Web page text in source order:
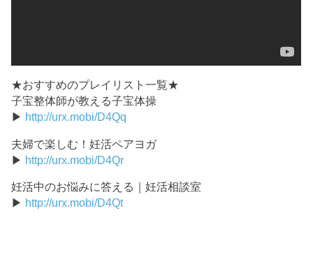
★おすすめのプレイリスト一覧★
子宝整体師が教える子宝体操
▶ http://urx.mobi/D4Qq
夫婦で楽しむ！妊活ペアヨガ
▶ http://urx.mobi/D4Qr
妊活中のお悩みに答える｜妊活相談室
▶ http://urx.mobi/D4Qt